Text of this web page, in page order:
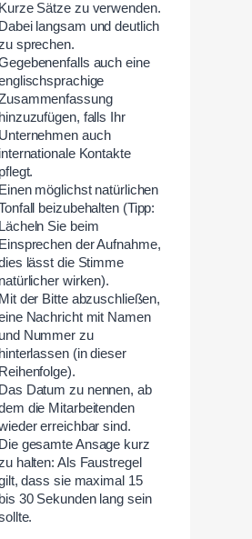
Kurze Sätze zu verwenden.
Dabei langsam und deutlich
sprechen.
auch eine
hinzuzufügen, falls Ihr
Unternehmen auch
internationale Kontakte
pflegt.
Einen möglichst natürlichen
beizubehalten (Tipp:
Lächeln Sie beim
Einsprechen der Aufnahme,
lässt die Stimme
natürlicher wirken).
Mit der Bitte abzuschließen,
Nachricht mit Namen
und Nummer zu
hinterlassen (in dieser
Reihenfolge).
Das Datum zu nennen, ab
die Mitarbeitenden
erreichbar sind.
Die gesamte Ansage kurz
halten: Als Faustregel
dass sie maximal 15
bis 30 Sekunden lang sein